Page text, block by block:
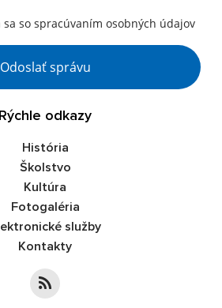
so spracúvaním osobných údajov
Odoslať správu
Rýchle odkazy
História
Školstvo
Kultúra
Fotogaléria
služby
Kontakty